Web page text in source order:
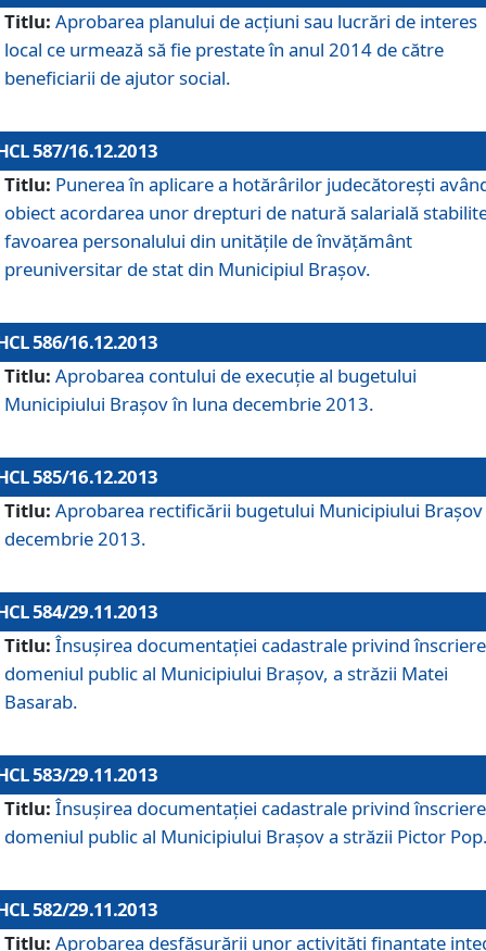
Titlu: Aprobarea planului de acţiuni sau lucrări de interes
local ce urmează să fie prestate în anul 2014 de către
beneficiarii de ajutor social.
587/16.12.2013
Titlu: Punerea în aplicare a hotărârilor judecătoreşti
obiect acordarea unor drepturi de natură salarială
favoarea personalului din unităţile de învăţământ
preuniversitar de stat din Municipiul Braşov.
586/16.12.2013
Titlu: Aprobarea contului de execuţie al bugetului
Municipiului Braşov în luna decembrie 2013.
585/16.12.2013
Titlu: Aprobarea rectificării bugetului Municipiului Braşov
decembrie 2013.
584/29.11.2013
Titlu: Însuşirea documentaţiei cadastrale privind
domeniul public al Municipiului Braşov, a străzii Matei
Basarab.
583/29.11.2013
Titlu: Însuşirea documentaţiei cadastrale privind
domeniul public al Municipiului Braşov a străzii Pictor
582/29.11.2013
Titlu: Aprobarea desfăşurării unor activităţi finanţate